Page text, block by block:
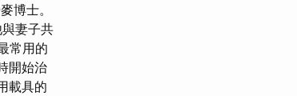
博士。
妻子共
常用的
開始治
載具的